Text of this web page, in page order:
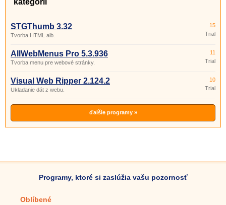
kategórii
STGThumb 3.32
Tvorba HTML alb.
15
Trial
AllWebMenus Pro 5.3.936
Tvorba menu pre webové stránky.
11
Trial
Visual Web Ripper 2.124.2
Ukladanie dát z webu.
10
Trial
ďalšie programy »
Programy, ktoré si zaslúžia vašu pozornosť
Oblíbené